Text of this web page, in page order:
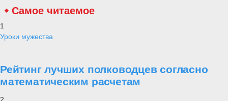
Самое читаемое
1
Уроки мужества
Рейтинг лучших полководцев согласно
математическим расчетам
2